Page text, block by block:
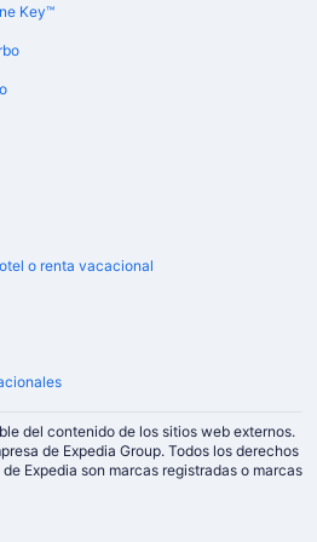
Key™
o renta vacacional
del contenido de los sitios web externos.
de Expedia Group. Todos los derechos
Expedia son marcas registradas o marcas